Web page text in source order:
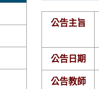
公告主旨
公告日期
公告教師